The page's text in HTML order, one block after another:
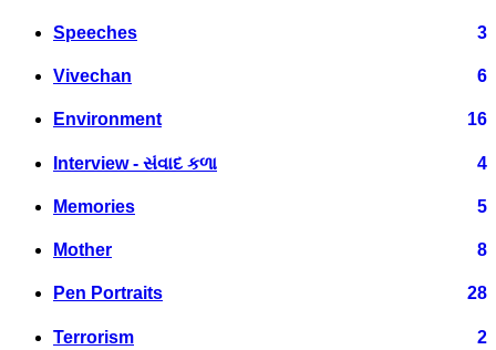
Speeches 3
Vivechan 6
Environment 16
Interview - સંવાદ કળા 4
Memories 5
Mother 8
Pen Portraits 28
Terrorism 2